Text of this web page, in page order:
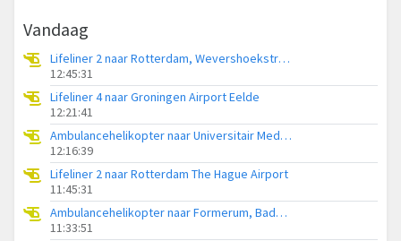
Vandaag
Lifeliner 2 naar Rotterdam, Wevershoekstraat
12:45:31
Lifeliner 4 naar Groningen Airport Eelde
12:21:41
Ambulancehelikopter naar Universitair Medisch Centrum Groningen
12:16:39
Lifeliner 2 naar Rotterdam The Hague Airport
11:45:31
Ambulancehelikopter naar Formerum, Badweg Formerum
11:33:51